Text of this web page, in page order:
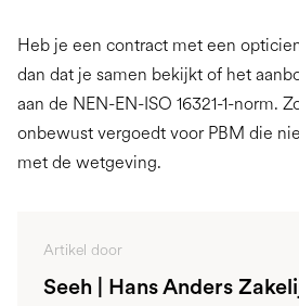
Heb je een contract met een
dan dat je samen bekijkt of het
aan de NEN-EN-ISO 16321-1-norm.
onbewust vergoedt voor PBM die
met de wetgeving.
Artikel door
Seeh | Hans Anders